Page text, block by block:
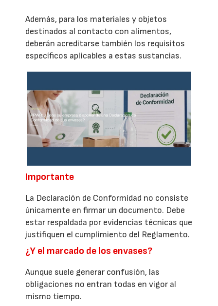
Además, para los materiales y objetos
destinados al contacto con alimentos,
deberán acreditarse también los requisitos
específicos aplicables a estas sustancias.
Importante
La Declaración de Conformidad no consiste
únicamente en firmar un documento. Debe
estar respaldada por evidencias técnicas que
justifiquen el cumplimiento del Reglamento.
¿Y el marcado de los envases?
Aunque suele generar confusión, las
obligaciones no entran todas en vigor al
mismo tiempo.